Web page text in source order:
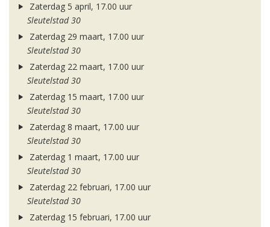
Zaterdag 5 april, 17.00 uur
Sleutelstad 30
Zaterdag 29 maart, 17.00 uur
Sleutelstad 30
Zaterdag 22 maart, 17.00 uur
Sleutelstad 30
Zaterdag 15 maart, 17.00 uur
Sleutelstad 30
Zaterdag 8 maart, 17.00 uur
Sleutelstad 30
Zaterdag 1 maart, 17.00 uur
Sleutelstad 30
Zaterdag 22 februari, 17.00 uur
Sleutelstad 30
Zaterdag 15 februari, 17.00 uur